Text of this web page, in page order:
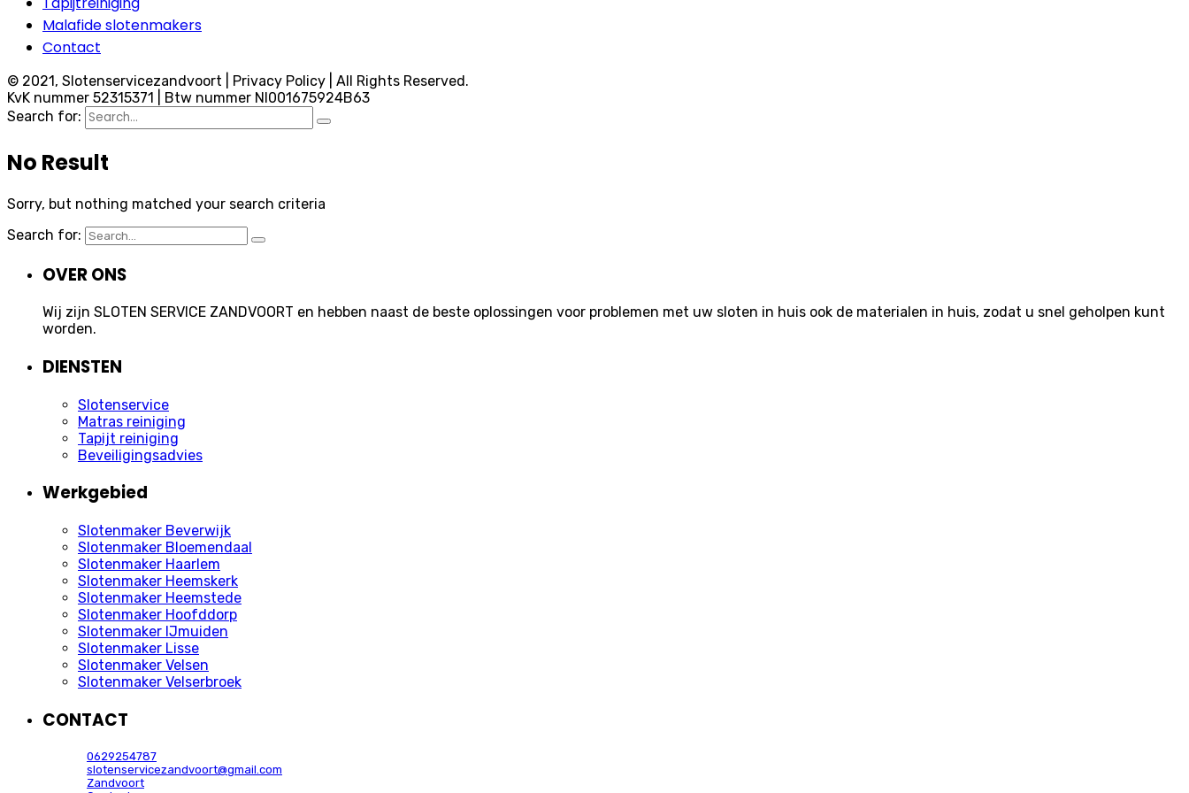
Malafide slotenmakers
Contact
© 2021, Slotenservicezandvoort | Privacy Policy | All Rights Reserved.
KvK nummer 52315371 | Btw nummer Nl001675924B63
Search for:
No Result
Sorry, but nothing matched your search criteria
Search for:
OVER ONS
Wij zijn SLOTEN SERVICE ZANDVOORT en hebben naast de beste oplossingen voor problemen met uw sloten in huis ook de materialen in huis, zodat u snel geholpen kunt
worden.
DIENSTEN
Slotenservice
Matras reiniging
Tapijt reiniging
Beveiligingsadvies
Werkgebied
Slotenmaker Beverwijk
Slotenmaker Bloemendaal
Slotenmaker Haarlem
Slotenmaker Heemskerk
Slotenmaker Heemstede
Slotenmaker Hoofddorp
Slotenmaker IJmuiden
Slotenmaker Lisse
Slotenmaker Velsen
Slotenmaker Velserbroek
CONTACT
0629254787
slotenservicezandvoort@gmail.com
Zandvoort